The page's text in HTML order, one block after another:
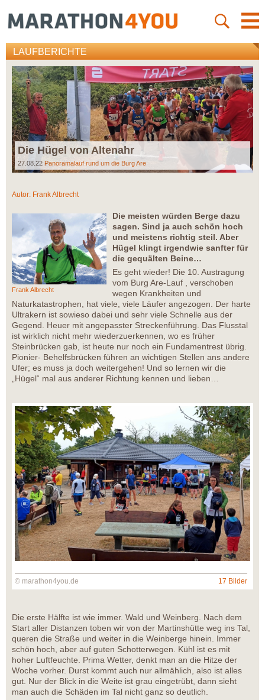
LAUFBERICHTE
Die Hügel von Altenahr
27.08.22 Panoramalauf rund um die Burg Are
Autor: Frank Albrecht
Frank Albrecht
Die meisten würden Berge dazu
sagen. Sind ja auch schön hoch
und meistens richtig steil. Aber
Hügel klingt irgendwie sanfter für
die gequälten Beine…
Es geht wieder! Die 10. Austragung
vom Burg Are-Lauf , verschoben
wegen Krankheiten und
Naturkatastrophen, hat viele, viele Läufer angezogen. Der harte
Ultrakern ist sowieso dabei und sehr viele Schnelle aus der
Gegend. Heuer mit angepasster Streckenführung. Das Flusstal
ist wirklich nicht mehr wiederzuerkennen, wo es früher
Steinbrücken gab, ist heute nur noch ein Fundamentrest übrig.
Pionier- Behelfsbrücken führen an wichtigen Stellen ans andere
Ufer; es muss ja doch weitergehen! Und so lernen wir die
„Hügel“ mal aus anderer Richtung kennen und lieben…
© marathon4you.de 17 Bilder
Die erste Hälfte ist wie immer. Wald und Weinberg. Nach dem
Start aller Distanzen toben wir von der Martinshütte weg ins Tal,
queren die Straße und weiter in die Weinberge hinein. Immer
schön hoch, aber auf guten Schotterwegen. Kühl ist es mit
hoher Luftfeuchte. Prima Wetter, denkt man an die Hitze der
Woche vorher. Durst kommt auch nur allmählich, also ist alles
gut. Nur der Blick in die Weite ist grau eingetrübt, dann sieht
man auch die Schäden im Tal nicht ganz so deutlich.